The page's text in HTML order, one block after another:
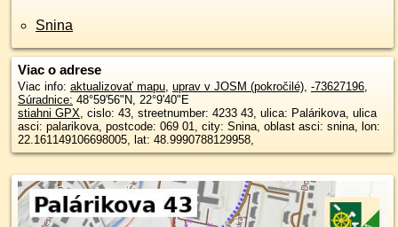
Snina
Viac o adrese
Viac info: aktualizovať mapu, uprav v JOSM (pokročilé), -73627196,
Súradnice: 48°59'56"N, 22°9'40"E
stiahni GPX, cislo: 43, streetnumber: 4233 43, ulica: Palárikova, ulica
asci: palarikova, postcode: 069 01, city: Snina, oblast asci: snina, lon:
22.161149106698005, lat: 48.9990788129958,